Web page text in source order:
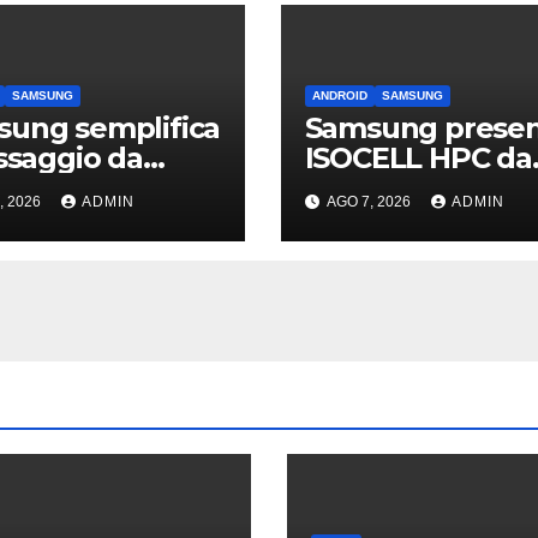
SAMSUNG
semplifica
da
passa
e c’è
2026 ADMIN
ANDROID SAMSUNG
Samsung
ISOCELL HPC da
200 MP: lo
sui Galaxy S27?
AGO 7, 2026 ADMIN